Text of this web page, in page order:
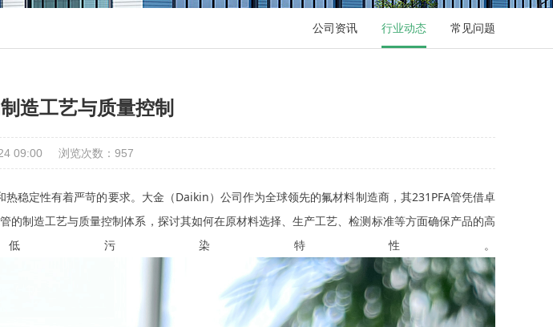
公司资讯 行业动态 常见问题
造工艺与质量控制
09:00 浏览次数： 957
稳定性有着严苛的要求。大金（Daikin）公司作为全球领先的氟材料制造商，其231PFA管凭借卓
制造工艺与质量控制体系，探讨其如何在原材料选择、生产工艺、检测标准等方面确保产品的高
污染特性。